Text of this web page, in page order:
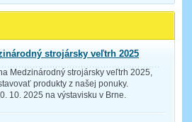
strojársky veľtrh 2025
Medzinárodný strojársky veľtrh 2025,
produkty z našej ponuky.
10. 2025 na výstavisku v Brne.